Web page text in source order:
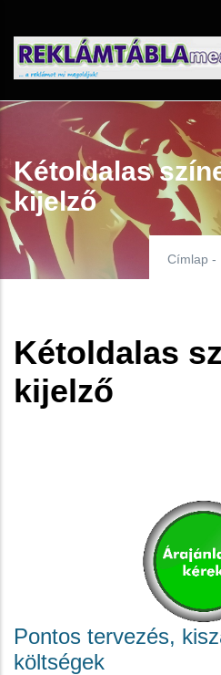
tartalomra
Kétoldalas
kijelző
Címlap -
Kétoldalas
kijelző
Pontos tervezés,
költségek